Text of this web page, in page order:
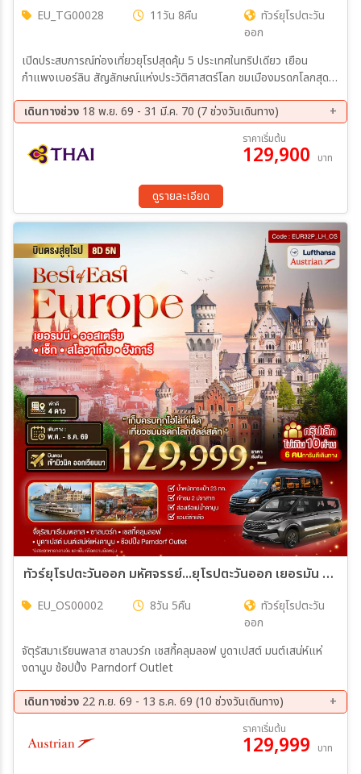
EU_TG00028 11วัน 8คืน
ทัวร์ยุโรปตะวัน
ออก
เปิดประสบการณ์ท่องเที่ยวยุโรปสุดคุ้ม 5 ประเทศในทริปเดียว เยือน
กำแพงเบอร์ลิน สัญลักษณ์แห่งประวัติศาสตร์โลก ชมเมืองมรดกโลกสุดโร
ของเยอรมนี ที่ปกคลุมด้วยหิมะตลอดปี และดื่มด่ำกับเสน่ห์ของ เช็ก
ออสเตรีย สโลวาเกีย และฮังการี ครบทั้งวัฒนธรรม สถาปัตยกรรม และ
วิวระดับเทพนิยาย
เดินทางช่วง 18 พ.ย. 69 - 31 มี.ค. 70 (7 ช่วงวันเดินทาง)
01 ธ.ค. 69 - 11 ธ.ค. 69
20 ธ.ค. 69 - 30 ธ.ค. 69
20 ม.ค. 70 - 30 ม.ค. 70
17 ก.พ. 70 - 27 ก.พ. 70
02 มี.ค 70 - 12 มี.ค 70
ราคาเริ่มต้น
129,900 บาท
ดูรายละเอียด
ทัวร์ยุโรปตะวันออก มหัศจรรย์...ยุโรปตะวันออก เยอรมัน ออสเตรีย เช็ค สโลวาเกีย ฮังการี 8วัน 5คืน (OS)
EU_OS00002 8วัน 5คืน
ทัวร์ยุโรปตะวัน
ออก
จัตุรัสมาเรียนพลาส ซาลบวร์ก เชสกี้คลุมลอฟ บูดาเปสต์ มนต์เสน่ห์แห่
งดานูบ ช้อปปิ้ง Parndorf Outlet
เดินทางช่วง 22 ก.ย. 69 - 13 ธ.ค. 69 (10 ช่วงวันเดินทาง)
13 ต.ค. 69 - 20 ต.ค. 69
21 ต.ค. 69 - 28 ต.ค. 69
22 พ.ย. 69 - 29 พ.ย. 69
02 ธ.ค. 69 - 09 ธ.ค. 69
ราคาเริ่มต้น
129,999 บาท